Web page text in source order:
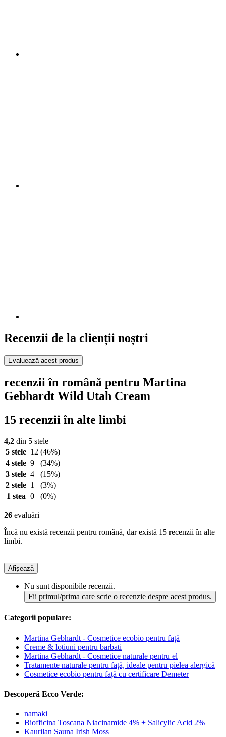
Recenzii de la clienții noștri
Evaluează acest produs
recenzii în română pentru Martina
Gebhardt Wild Utah Cream
15 recenzii în alte limbi
4,2 din 5 stele
5 stele 12 (46%)
4 stele 9
(34%)
3 stele 4
(15%)
2 stele 1
(3%)
1 stea 0 (0%)
26 evaluări
Încă nu există recenzii pentru română, dar există 15 recenzii în alte
limbi.
Afișează
Nu sunt disponibile recenzii.
Fii primul/prima care scrie o recenzie despre acest produs.
Categorii populare:
Martina Gebhardt - Cosmetice ecobio pentru față
Creme & lotiuni pentru barbati
Martina Gebhardt - Cosmetice naturale pentru el
Tratamente naturale pentru față, ideale pentru pielea alergică
Cosmetice ecobio pentru față cu certificare Demeter
Descoperă Ecco Verde:
namaki
Biofficina Toscana Niacinamide 4% + Salicylic Acid 2%
Kaurilan Sauna Irish Moss